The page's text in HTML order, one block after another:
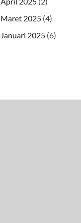
Maret 2025 (4)
Januari 2025 (6)